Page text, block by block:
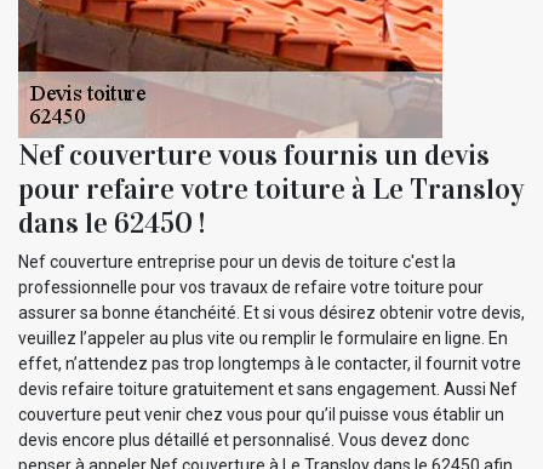
Nef couverture vous fournis un devis
pour refaire votre toiture à Le Transloy
dans le 62450 !
Nef couverture entreprise pour un devis de toiture c'est la
professionnelle pour vos travaux de refaire votre toiture pour
assurer sa bonne étanchéité. Et si vous désirez obtenir votre devis,
veuillez l’appeler au plus vite ou remplir le formulaire en ligne. En
effet, n’attendez pas trop longtemps à le contacter, il fournit votre
devis refaire toiture gratuitement et sans engagement. Aussi Nef
couverture peut venir chez vous pour qu’il puisse vous établir un
devis encore plus détaillé et personnalisé. Vous devez donc